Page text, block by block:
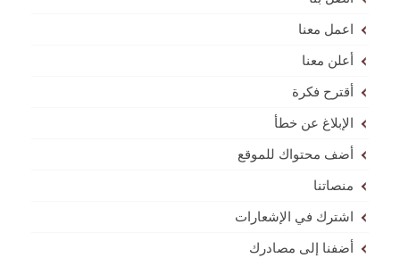
اعمل معنا
أعلن معنا
أقترح فكرة
الإبلاغ عن خطأ
أضف محتواك للموقع
منصاتنا
اشترك في الإشعارات
أضفنا إلى مصادرك